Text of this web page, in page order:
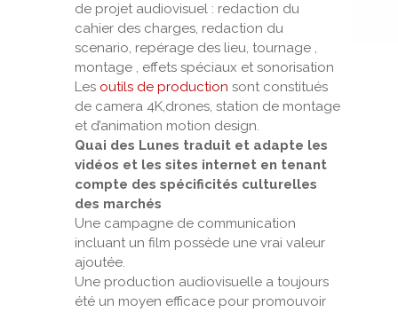
de projet audiovisuel : redaction du
cahier des charges, redaction du
scenario, repérage des lieu, tournage ,
montage , effets spéciaux et sonorisation
Les outils de production sont constitués
de camera 4K,drones, station de montage
et d’animation motion design.
Quai des Lunes traduit et adapte les
vidéos et les sites internet en tenant
compte des spécificités culturelles
des marchés
Une campagne de communication
incluant un film possède une vrai valeur
ajoutée.
Une production audiovisuelle a toujours
été un moyen efficace pour promouvoir